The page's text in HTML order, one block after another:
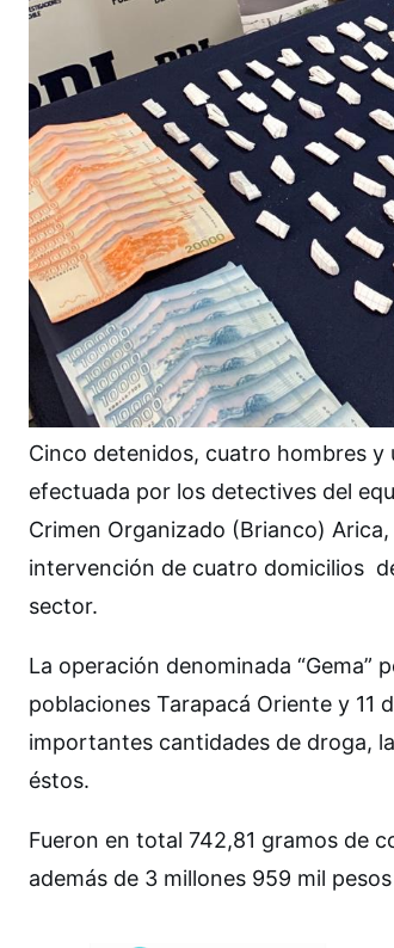
Cinco detenidos, cuatro hombres y
efectuada por los detectives del
Crimen Organizado (Brianco)
intervención de cuatro domicilios
sector.
La operación denominada
poblaciones Tarapacá Oriente y 11
importantes cantidades de droga,
éstos.
Fueron en total 742,81 gramos de
además de 3 millones 959 mil